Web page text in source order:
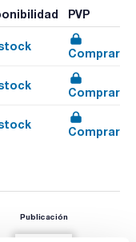
PVP
Comprar
Comprar
Comprar
Publicación